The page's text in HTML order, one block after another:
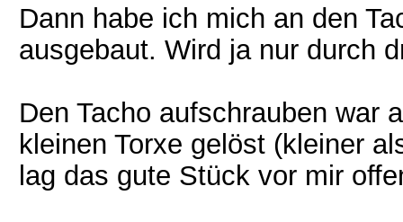
Dann habe ich mich an den
ausgebaut. Wird ja nur durch
Den Tacho aufschrauben war
kleinen Torxe gelöst (kleiner
lag das gute Stück vor mir